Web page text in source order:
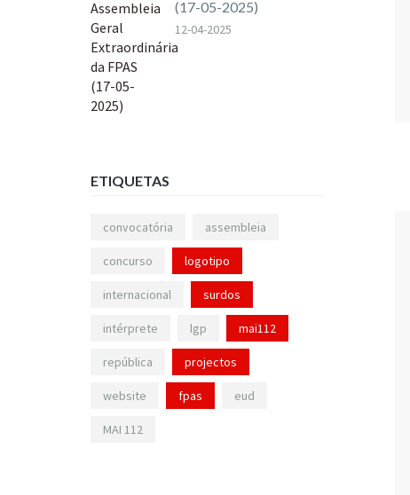
(17-05-2025)
12-04-2025
ETIQUETAS
convocatória assembleia
concurso logotipo
internacional surdos
intérprete lgp mai112
república projectos
website fpas eud
MAI 112